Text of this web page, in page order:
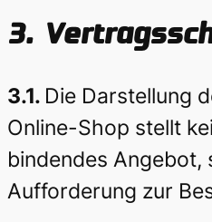
3.
3.1. Die Darstellung
Online-Shop stellt
bindendes Angebot,
Aufforderung zur